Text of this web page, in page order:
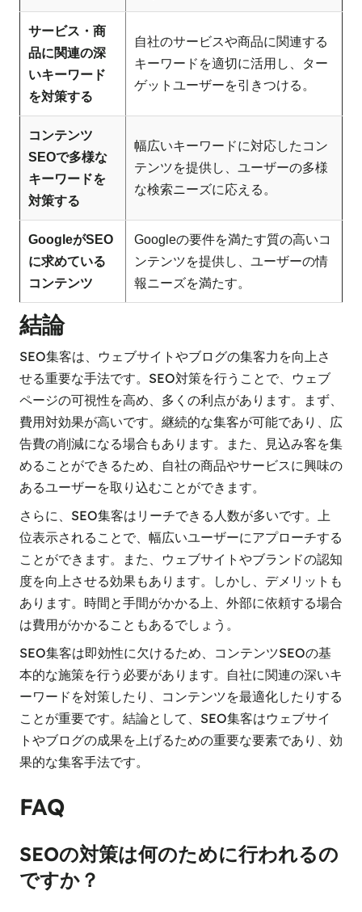
サービス・商
品に関連の深
いキーワード
を対策する
自社のサービスや商品に関連する
キーワードを適切に活用し、ター
ゲットユーザーを引きつける。
コンテンツ
SEOで多様な
キーワードを
対策する
幅広いキーワードに対応したコン
テンツを提供し、ユーザーの多様
な検索ニーズに応える。
GoogleがSEO
に求めている
コンテンツ
Googleの要件を満たす質の高いコ
ンテンツを提供し、ユーザーの情
報ニーズを満たす。
結論
SEO集客は、ウェブサイトやブログの集客力を向上さ
せる重要な手法です。SEO対策を行うことで、ウェブ
ページの可視性を高め、多くの利点があります。まず、
費用対効果が高いです。継続的な集客が可能であり、広
告費の削減になる場合もあります。また、見込み客を集
めることができるため、自社の商品やサービスに興味の
あるユーザーを取り込むことができます。
さらに、SEO集客はリーチできる人数が多いです。上
位表示されることで、幅広いユーザーにアプローチする
ことができます。また、ウェブサイトやブランドの認知
度を向上させる効果もあります。しかし、デメリットも
あります。時間と手間がかかる上、外部に依頼する場合
は費用がかかることもあるでしょう。
SEO集客は即効性に欠けるため、コンテンツSEOの基
本的な施策を行う必要があります。自社に関連の深いキ
ーワードを対策したり、コンテンツを最適化したりする
ことが重要です。結論として、SEO集客はウェブサイ
トやブログの成果を上げるための重要な要素であり、効
果的な集客手法です。
FAQ
SEOの対策は何のために行われるの
ですか？